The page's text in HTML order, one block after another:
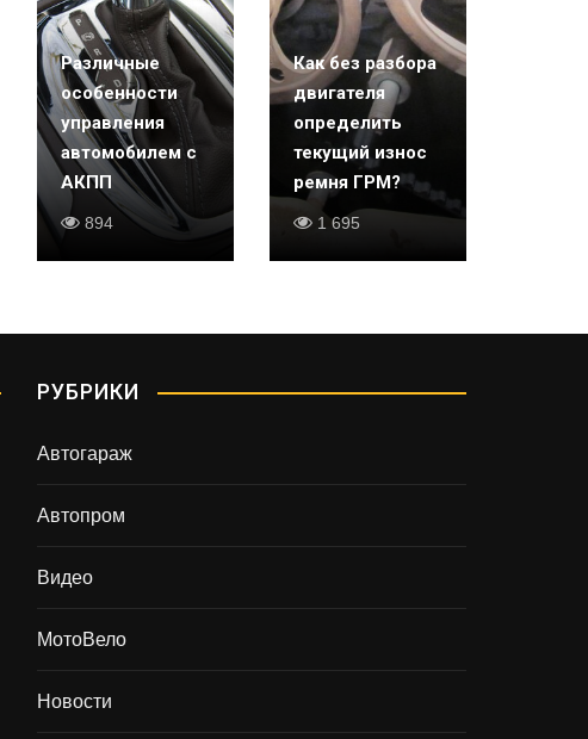
Различные
особенности
управления
автомобилем с
АКПП
894
Как без разбора
двигателя
определить
текущий износ
ремня ГРМ?
1 695
РУБРИКИ
Автогараж
Автопром
Видео
МотоВело
Новости